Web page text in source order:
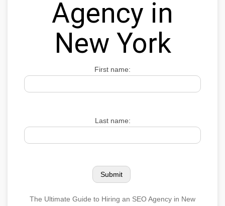
Agency in
New York
First name:
Last name:
The Ultimate Guide to Hiring an SEO Agency in New